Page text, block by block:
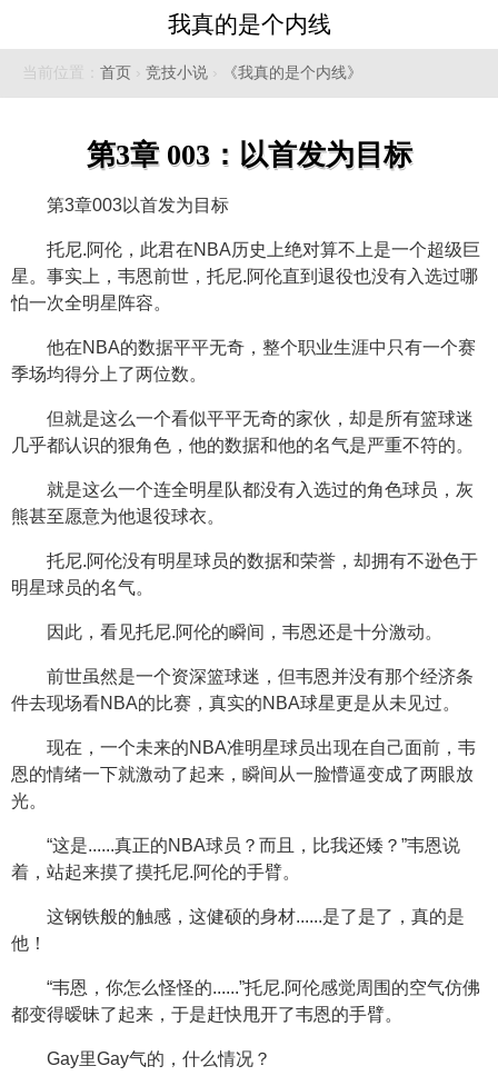
我真的是个内线
当前位置： 首页 › 竞技小说 › 《我真的是个内线》
第3章 003：以首发为目标
第3章003以首发为目标
托尼.阿伦，此君在NBA历史上绝对算不上是一个超级巨
星。事实上，韦恩前世，托尼.阿伦直到退役也没有入选过哪
怕一次全明星阵容。
他在NBA的数据平平无奇，整个职业生涯中只有一个赛
季场均得分上了两位数。
但就是这么一个看似平平无奇的家伙，却是所有篮球迷
几乎都认识的狠角色，他的数据和他的名气是严重不符的。
就是这么一个连全明星队都没有入选过的角色球员，灰
熊甚至愿意为他退役球衣。
托尼.阿伦没有明星球员的数据和荣誉，却拥有不逊色于
明星球员的名气。
因此，看见托尼.阿伦的瞬间，韦恩还是十分激动。
前世虽然是一个资深篮球迷，但韦恩并没有那个经济条
件去现场看NBA的比赛，真实的NBA球星更是从未见过。
现在，一个未来的NBA准明星球员出现在自己面前，韦
恩的情绪一下就激动了起来，瞬间从一脸懵逼变成了两眼放
光。
“这是......真正的NBA球员？而且，比我还矮？”韦恩说
着，站起来摸了摸托尼.阿伦的手臂。
这钢铁般的触感，这健硕的身材......是了是了，真的是
他！
“韦恩，你怎么怪怪的......”托尼.阿伦感觉周围的空气仿佛
都变得暧昧了起来，于是赶快甩开了韦恩的手臂。
Gay里Gay气的，什么情况？